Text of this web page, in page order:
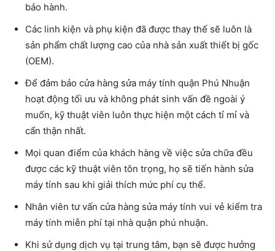
bảo hành.
Các linh kiện và phụ kiện đã được thay thế sẽ luôn là
sản phẩm chất lượng cao của nhà sản xuất thiết bị gốc
(OEM).
Để đảm bảo cửa hàng sửa máy tính quận Phú Nhuận
hoạt động tối ưu và không phát sinh vấn đề ngoài ý
muốn, kỹ thuật viên luôn thực hiện một cách tỉ mỉ và
cẩn thận nhất.
Mọi quan điểm của khách hàng về việc sửa chữa đều
được các kỹ thuật viên tôn trọng, họ sẽ tiến hành sửa
máy tính sau khi giải thích mức phí cụ thể.
Nhân viên tư vấn cửa hàng sửa máy tính vui vẻ kiểm tra
máy tính miễn phí tại nhà quận phú nhuận.
Khi sử dụng dịch vụ tại trung tâm, bạn sẽ được hưởng